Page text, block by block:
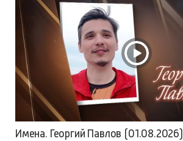
Имена. Георгий Павлов (01.08.2026)